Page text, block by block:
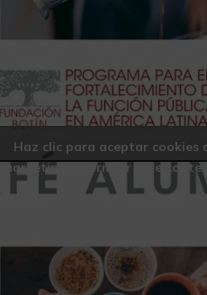
Haz clic para aceptar cookies
marketing y permitir este